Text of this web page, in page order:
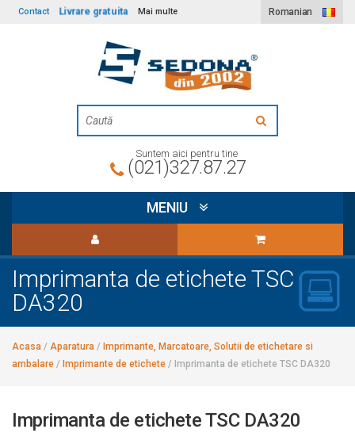
Contact Livrare gratuita Mai multe Romanian
Suntem aici pentru tine
(021)327.87.27
MENIU
Imprimanta de etichete TSC
DA320
Acasa / Aparatura / Imprimante, Marcatoare, Solutii de etichetare si
ambalare / Imprimante de etichete / Imprimanta de etichete TSC DA320
Imprimanta de etichete TSC DA320